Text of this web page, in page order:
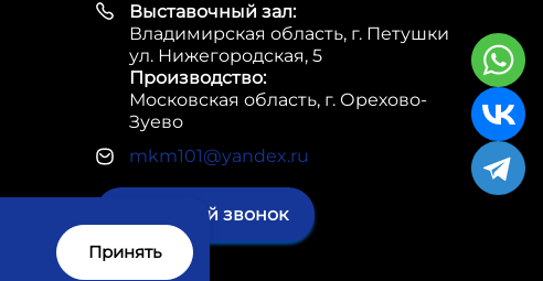
Принять
Выставочный зал:
Владимирская область, г. Петушки
ул. Нижегородская, 5
Производство:
Московская область, г. Орехово-
Зуево
mkm101@yandex.ru
Обратный звонок